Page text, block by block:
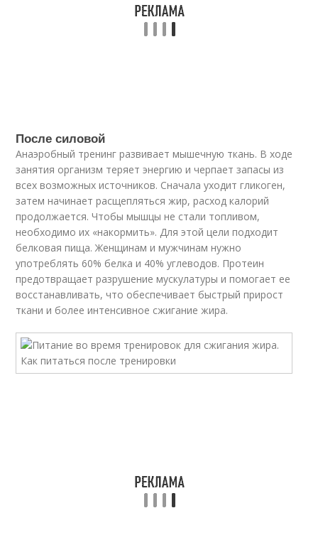
После силовой
Анаэробный тренинг развивает мышечную ткань. В ходе
занятия организм теряет энергию и черпает запасы из
всех возможных источников. Сначала уходит гликоген,
затем начинает расщепляться жир, расход калорий
продолжается. Чтобы мышцы не стали топливом,
необходимо их «накормить». Для этой цели подходит
белковая пища. Женщинам и мужчинам нужно
употреблять 60% белка и 40% углеводов. Протеин
предотвращает разрушение мускулатуры и помогает ее
восстанавливать, что обеспечивает быстрый прирост
ткани и более интенсивное сжигание жира.